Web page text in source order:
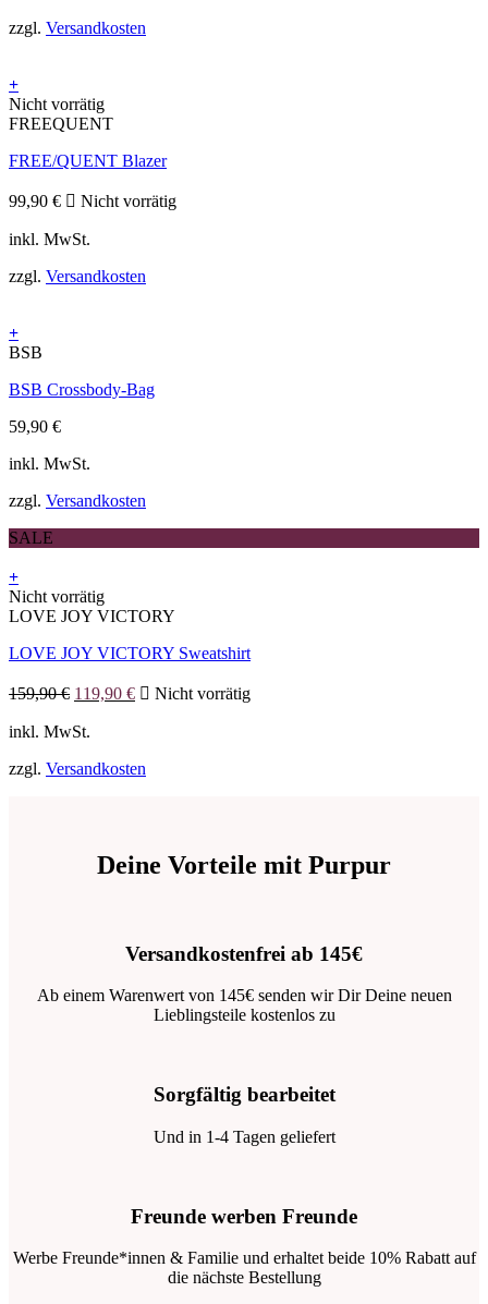
können
Produktseite
gewählt
werden
zzgl. Versandkosten
+
Dieses
Produkt
mehrere
auf.
Optionen
auf
gewählt
werden
Nicht vorrätig
FREEQUENT
FREE/QUENT Blazer
99,90 € Nicht vorrätig
inkl. MwSt.
zzgl. Versandkosten
+
BSB
BSB Crossbody-Bag
59,90 €
inkl. MwSt.
zzgl. Versandkosten
SALE
+
Dieses
Produkt
mehrere
auf.
Optionen
auf
Nicht vorrätig
LOVE JOY VICTORY
LOVE JOY VICTORY Sweatshirt
159,90€ Ursprünglicher
war:
119,90 €Aktueller
Nicht vorrätig
inkl. MwSt.
zzgl. Versandkosten
Deine Vorteile mit Purpur
Versandkostenfrei ab 145€
Ab einem Warenwert von 145€ senden wir Dir Deine neuen
Lieblingsteile kostenlos zu
Sorgfältig bearbeitet
Und in 1-4 Tagen geliefert
Freunde werben Freunde
Werbe Freunde*innen & Familie und erhaltet beide 10% Rabatt auf
die nächste Bestellung